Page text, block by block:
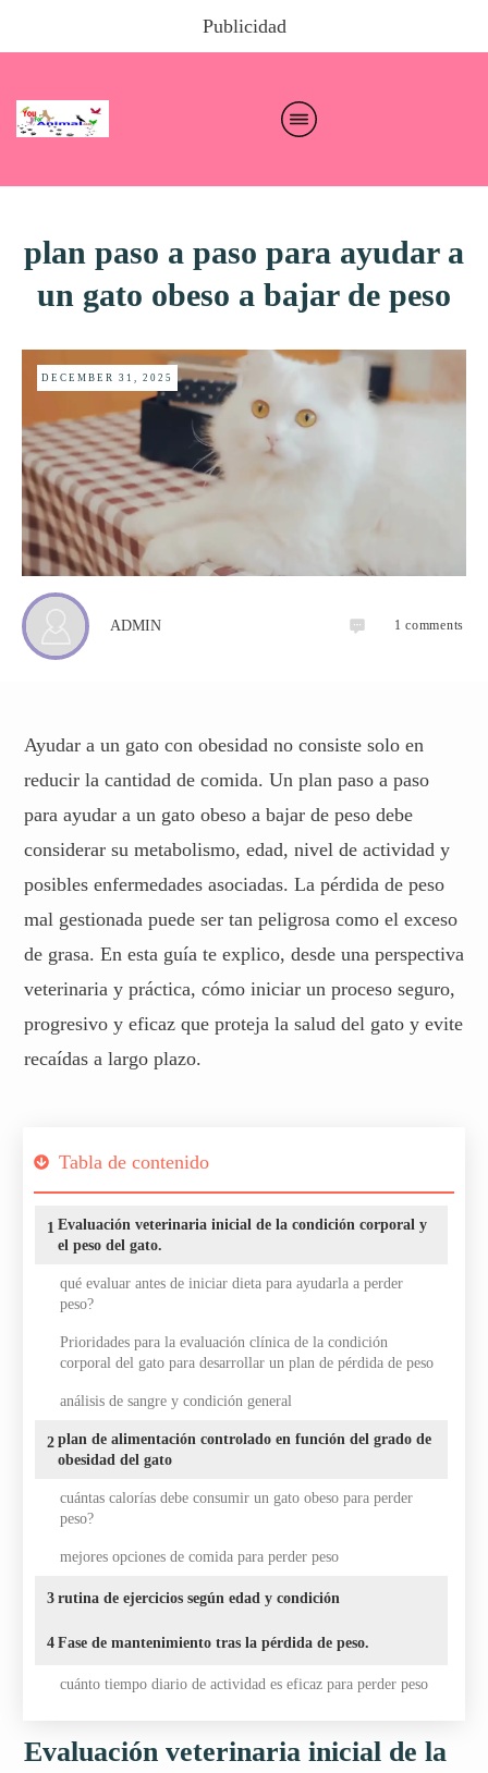
Publicidad
plan paso a paso para ayudar a
un gato obeso a bajar de peso
DECEMBER 31, 2025
ADMIN 1 comments
Ayudar a un gato con obesidad no consiste solo en
reducir la cantidad de comida. Un plan paso a paso
para ayudar a un gato obeso a bajar de peso debe
considerar su metabolismo, edad, nivel de actividad y
posibles enfermedades asociadas. La pérdida de peso
mal gestionada puede ser tan peligrosa como el exceso
de grasa. En esta guía te explico, desde una perspectiva
veterinaria y práctica, cómo iniciar un proceso seguro,
progresivo y eficaz que proteja la salud del gato y evite
recaídas a largo plazo.
Tabla de contenido
1 Evaluación veterinaria inicial de la condición corporal y
el peso del gato.
qué evaluar antes de iniciar dieta para ayudarla a perder
peso?
Prioridades para la evaluación clínica de la condición
corporal del gato para desarrollar un plan de pérdida de peso
análisis de sangre y condición general
2 plan de alimentación controlado en función del grado de
obesidad del gato
cuántas calorías debe consumir un gato obeso para perder
peso?
mejores opciones de comida para perder peso
3 rutina de ejercicios según edad y condición
4 Fase de mantenimiento tras la pérdida de peso.
cuánto tiempo diario de actividad es eficaz para perder peso
Evaluación veterinaria inicial de la